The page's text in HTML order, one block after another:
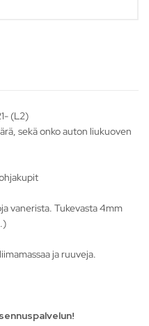
(L2)
sekä onko auton liukuoven
vanerista. Tukevasta 4mm
ja ruuveja.